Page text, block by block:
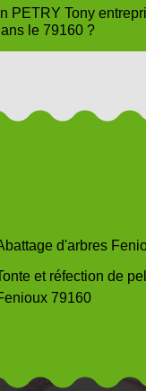
PETRY Tony
le 79160 ?
d'arbres
et réfection de
79160